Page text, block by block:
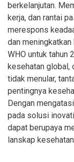
berkelanjutan.
kerja, dan rantai
merespons
dan
WHO untuk tahun
kesehatan global,
tidak menular,
pentingnya
Dengan
pada solusi
dapat berupaya
lanskap